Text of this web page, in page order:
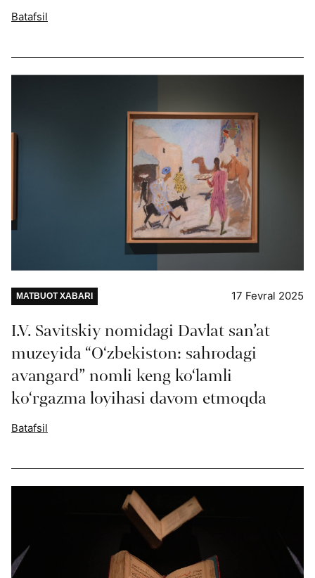
Batafsil
MATBUOT XABARI 17 Fevral 2025
I.V. Savitskiy nomidagi Davlat san’at
muzeyida “O‘zbekiston: sahrodagi
avangard” nomli keng ko‘lamli
ko‘rgazma loyihasi davom etmoqda
Batafsil